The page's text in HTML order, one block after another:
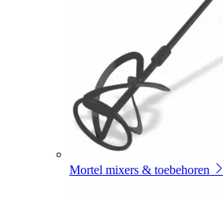
Mortel mixers & toebehoren